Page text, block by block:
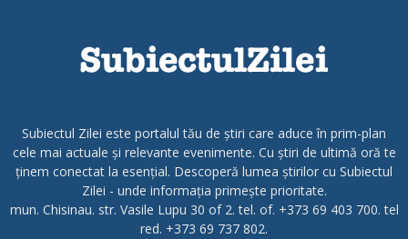
Subiectul Zilei este portalul tău de știri care aduce în prim-plan
cele mai actuale și relevante evenimente. Cu știri de ultimă oră te
ținem conectat la esențial. Descoperă lumea știrilor cu Subiectul
Zilei - unde informația primește prioritate.
mun. Chisinau. str. Vasile Lupu 30 of 2. tel. of. +373 69 403 700. tel
red. +373 69 737 802.